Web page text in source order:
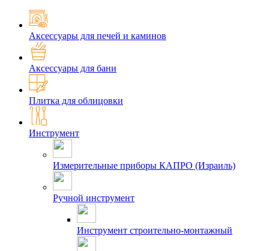
Аксессуары для печей и каминов
Аксессуары для бани
Плитка для облицовки
Инструмент
Измерительные приборы КАПРО (Израиль)
Ручной инструмент
Инструмент строительно-монтажный